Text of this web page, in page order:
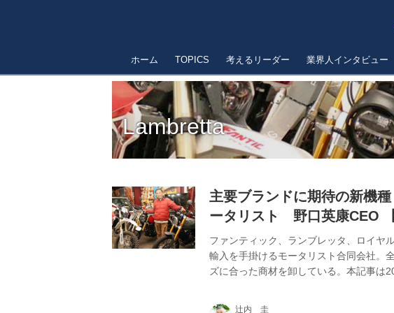
ホーム TOPICS 考えるリーダー 業界人インタビュー
Lambretta
主要ブランドに期待の新機
ータリスト 野口英康CEO
ファンティック、ランブレッタ、ロイヤ
輸入を手掛けるモータリスト合同会社。
ズに合った商材を卸している。本記事は
辻内 圭